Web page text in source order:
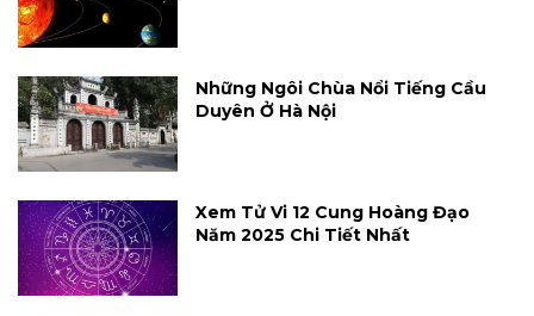
Những Ngôi Chùa Nổi Tiếng Cầu
Duyên Ở Hà Nội
Xem Tử Vi 12 Cung Hoàng Đạo
Năm 2025 Chi Tiết Nhất